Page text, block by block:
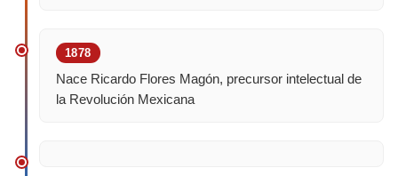
1878
Nace Ricardo Flores Magón, precursor intelectual de
la Revolución Mexicana